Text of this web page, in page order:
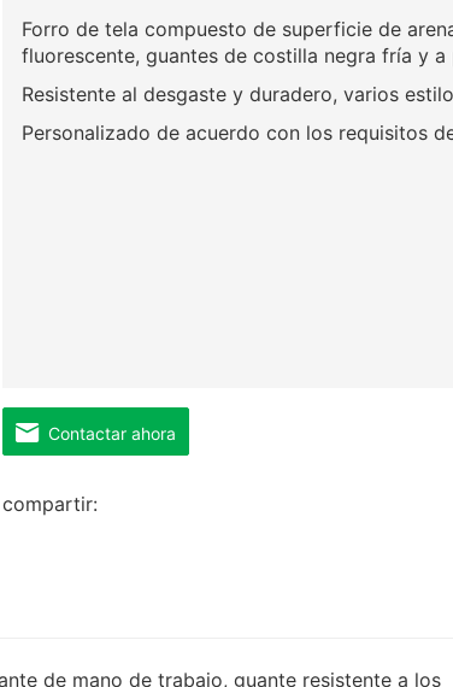
Forro de tela compuesto de superficie de
fluorescente, guantes de costilla negra fría y
Resistente al desgaste y duradero, varios
Personalizado de acuerdo con los requisitos
Contactar ahora
compartir:
de mano de trabajo, guante resistente a los